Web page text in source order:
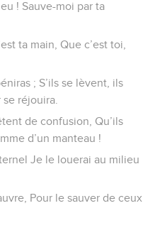
! Sauve-moi par ta
ta main, Que c’est toi,
; S’ils se lèvent, ils
réjouira.
de confusion, Qu’ils
d’un manteau !
Je le louerai au milieu
Pour le sauver de ceux